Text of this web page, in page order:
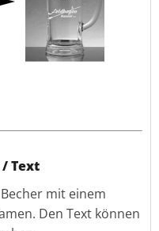
Text
mit einem
Den Text können